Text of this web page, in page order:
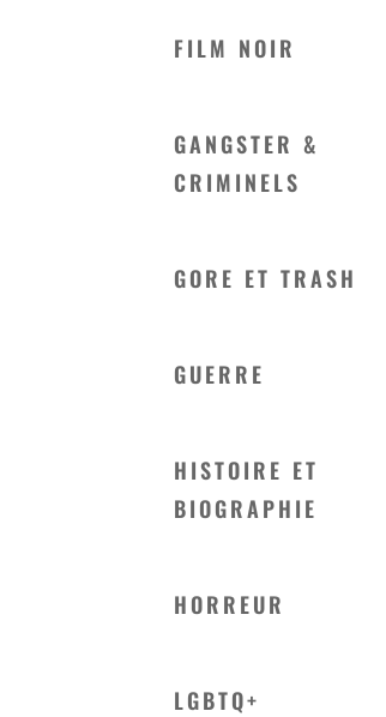
FILM NOIR
GANGSTER &
CRIMINELS
GORE ET TRASH
GUERRE
HISTOIRE ET
BIOGRAPHIE
HORREUR
LGBTQ+